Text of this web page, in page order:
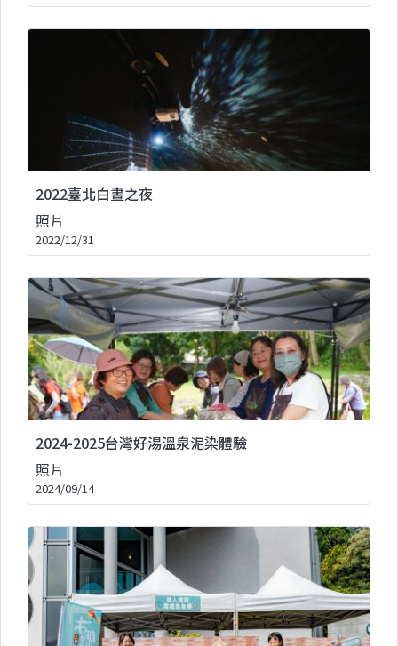
2022臺北白晝之夜
照片
2022/12/31
2024-2025台灣好湯溫泉泥染體驗
照片
2024/09/14